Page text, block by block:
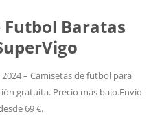
Futbol Baratas
– Camisetas de futbol para
gratuita. Precio más bajo.Envío
69 €.